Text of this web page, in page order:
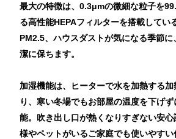
最大の特徴は、0.3μmの微細な粒子を
る高性能HEPAフィルターを搭載してい
PM2.5、ハウスダストが気になる季節
潔に保ちます。
加湿機能は、ヒーターで水を加熱する
り、寒い冬場でもお部屋の温度を下げ
能。吹き出し口が熱くなりすぎない安
様やペットがいるご家庭でも使いやすい